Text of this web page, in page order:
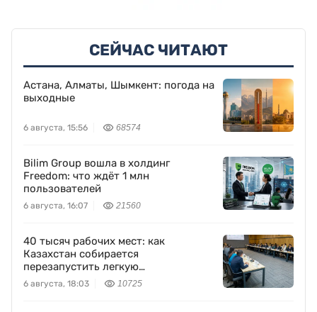
СЕЙЧАС ЧИТАЮТ
Астана, Алматы, Шымкент: погода на
выходные
6 августа, 15:56 68574
Bilim Group вошла в холдинг
Freedom: что ждёт 1 млн
пользователей
6 августа, 16:07 21560
40 тысяч рабочих мест: как
Казахстан собирается
перезапустить легкую
промышленность
6 августа, 18:03 10725